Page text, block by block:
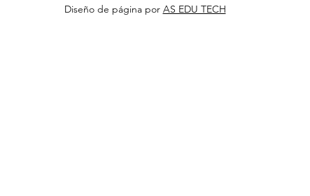
Diseño de página por AS EDU TECH